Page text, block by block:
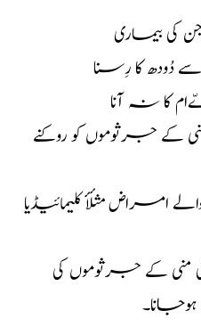
کے جرثوموں کو روکنے
امراض مثلأٔ کلیمائیڈیا